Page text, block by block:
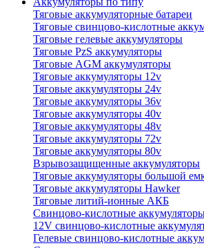
Тяговые аккумуляторные батареи
Тяговые свинцово-кислотные
Тяговые гелевые аккумуляторы
Тяговые PzS аккумуляторы
Тяговые AGM аккумуляторы
Тяговые аккумуляторы 12v
Тяговые аккумуляторы 24v
Тяговые аккумуляторы 36v
Тяговые аккумуляторы 40v
Тяговые аккумуляторы 48v
Тяговые аккумуляторы 72v
Тяговые аккумуляторы 80v
Взрывозащищенные аккумуляторы
Тяговые аккумуляторы большой
Тяговые аккумуляторы Hawker
Тяговые литий-ионные АКБ
Свинцово-кислотные
12V свинцово-кислотные
Гелевые свинцово-кислотные